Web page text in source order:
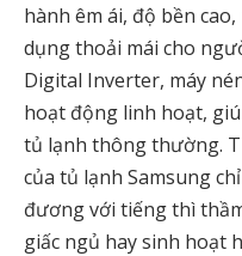
hành êm ái, độ bền
dụng thoải mái cho
Digital Inverter, máy
hoạt động linh hoạt,
tủ lạnh thông thường.
của tủ lạnh Samsung
đương với tiếng thì
giấc ngủ hay sinh hoạt